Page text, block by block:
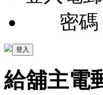
密碼
給舖主電